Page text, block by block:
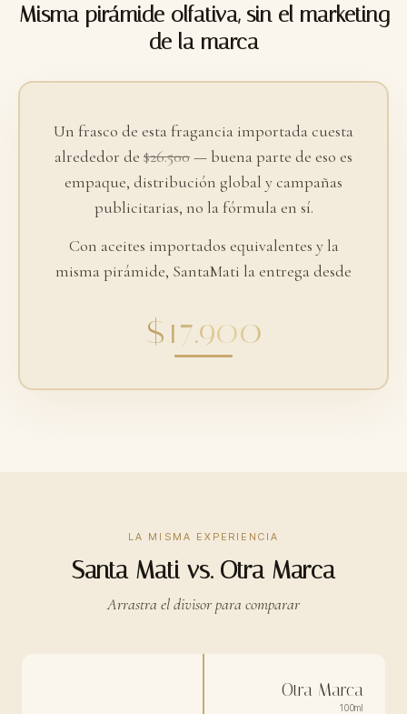
Misma pirámide olfativa, sin el marketing
de la marca
Un frasco de esta fragancia importada cuesta
alrededor de $26.500— buena parte de eso es
empaque, distribución global y campañas
publicitarias, no la fórmula en sí.
Con aceites importados equivalentes y la
misma pirámide, SantaMati la entrega desde
$17.900
LA MISMA EXPERIENCIA
Santa Mati vs. Otra Marca
Arrastra el divisor para comparar
Otra Marca
100ml